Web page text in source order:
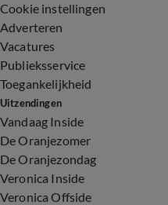
Cookie instellingen
Adverteren
Vacatures
Publieksservice
Toegankelijkheid
Uitzendingen
Vandaag Inside
De Oranjezomer
De Oranjezondag
Veronica Inside
Veronica Offside